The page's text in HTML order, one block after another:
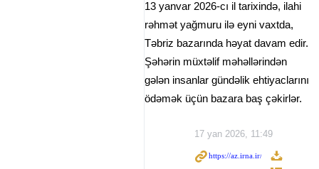
13 yanvar 2026-cı il tarixində, ilahi
rəhmət yağmuru ilə eyni vaxtda,
Təbriz bazarında həyat davam edir.
Şəhərin müxtəlif məhəllərindən
gələn insanlar gündəlik ehtiyaclarını
ödəmək üçün bazara baş çəkirlər.
17 yan 2026, 11:49